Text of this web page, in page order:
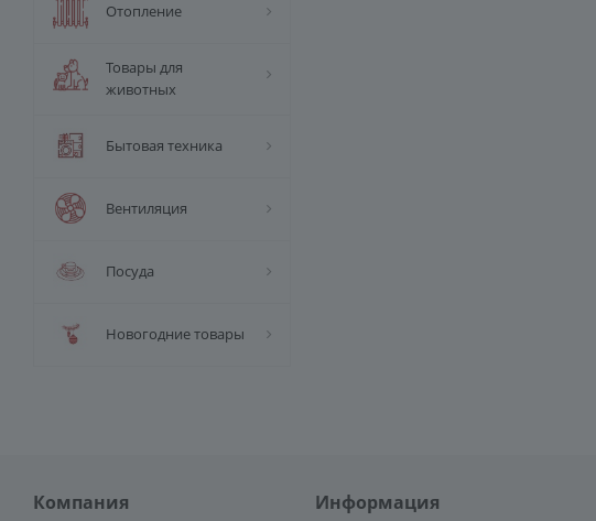
Отопление
Товары для
животных
Бытовая техника
Вентиляция
Посуда
Новогодние товары
Компания Информация